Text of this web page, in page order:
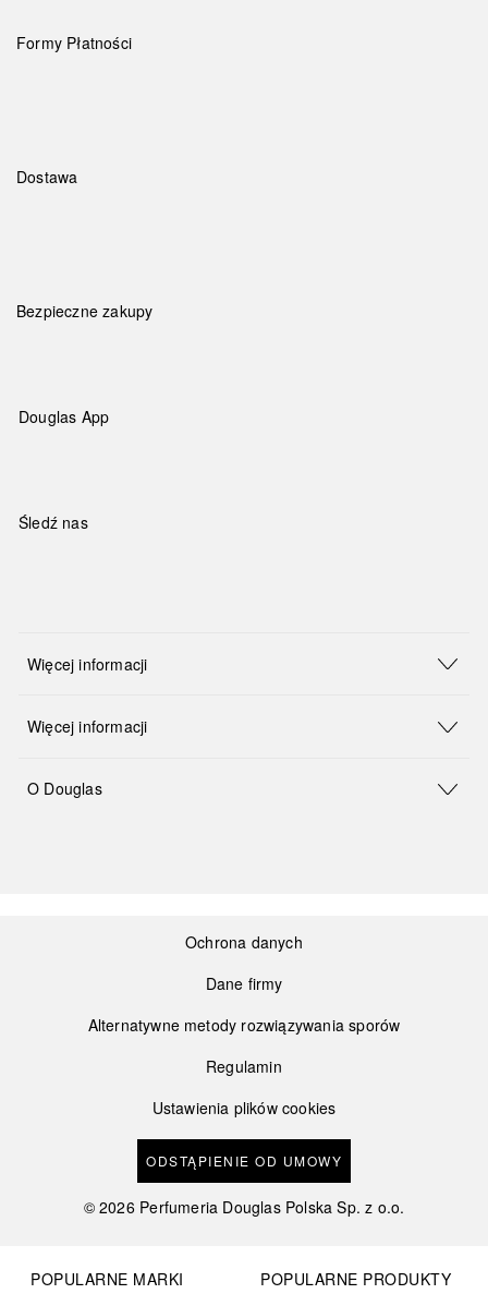
Formy Płatności
Dostawa
Bezpieczne zakupy
Douglas App
Śledź nas
Więcej informacji
Więcej informacji
O Douglas
Ochrona danych
Dane firmy
Alternatywne metody rozwiązywania sporów
Regulamin
Ustawienia plików cookies
ODSTĄPIENIE OD UMOWY
©2026 Perfumeria Douglas Polska Sp. z o.o.
POPULARNE MARKI
POPULARNE PRODUKTY